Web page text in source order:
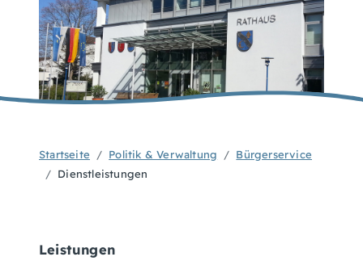
Startseite Politik & Verwaltung
Bürgerservice
Dienstleistungen
Leistungen